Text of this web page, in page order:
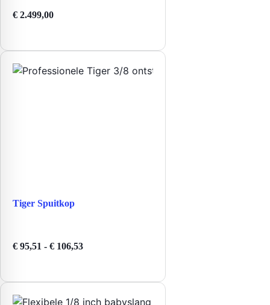
€ 2.499,00
Tiger Spuitkop
€ 95,51 - € 106,53Prijsklasse: